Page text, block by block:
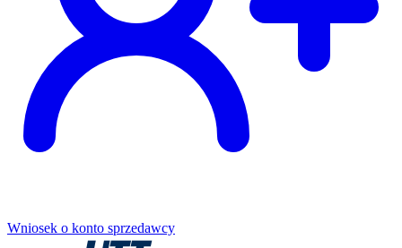
Wniosek o konto sprzedawcy